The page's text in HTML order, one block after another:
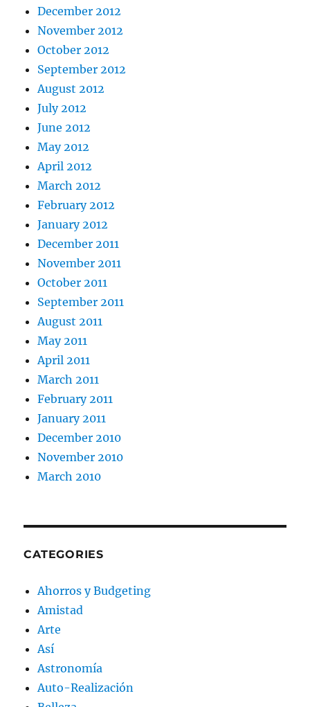
December 2012
November 2012
October 2012
September 2012
August 2012
July 2012
June 2012
May 2012
April 2012
March 2012
February 2012
January 2012
December 2011
November 2011
October 2011
September 2011
August 2011
May 2011
April 2011
March 2011
February 2011
January 2011
December 2010
November 2010
March 2010
CATEGORIES
Ahorros y Budgeting
Amistad
Arte
Así
Astronomía
Auto-Realización